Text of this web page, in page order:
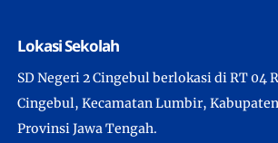
Lokasi Sekolah
SD Negeri 2 Cingebul berlokasi di RT 04
Cingebul, Kecamatan Lumbir,
Provinsi Jawa Tengah.